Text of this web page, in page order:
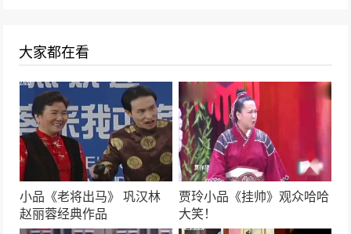
大家都在看
小品《老将出马》 巩汉林
赵丽蓉经典作品
贾玲小品《挂帅》观众哈哈
大笑！